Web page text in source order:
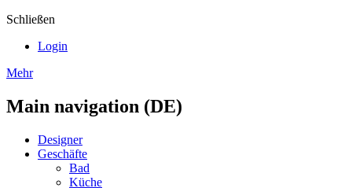
Schließen
Login
Mehr
Main navigation (DE)
Designer
Geschäfte
Bad
Küche